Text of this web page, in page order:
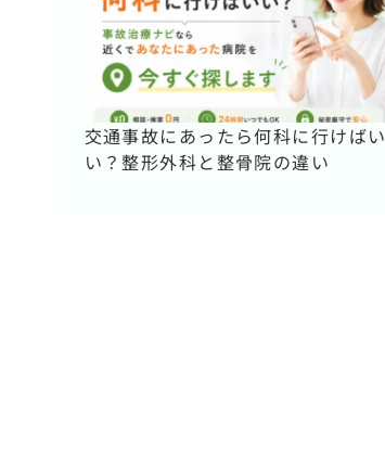
交通事故にあったら何科に行けばい
い？整形外科と整骨院の違い